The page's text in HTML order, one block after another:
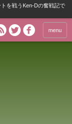
を戦うKen-Dの奮戦記で
menu